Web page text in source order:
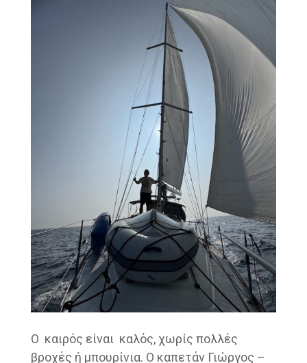
Ο καιρός είναι καλός, χωρίς πολλές
βροχές ή μπουρίνια. Ο καπετάν Γιώργος –